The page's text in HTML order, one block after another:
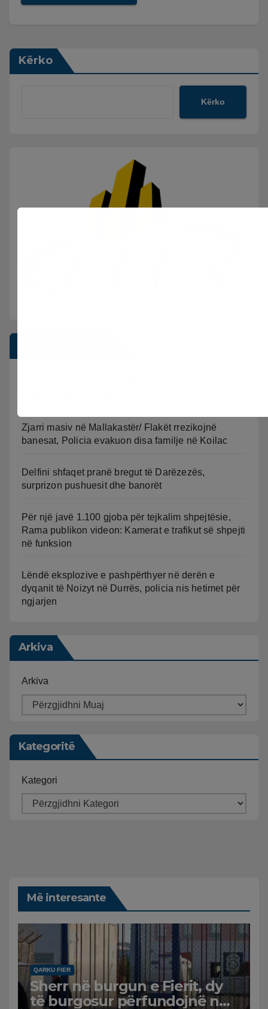
Kërko
Kërko
Zjarri masiv në Mallakastër/ Flakët rrezikojnë
banesat, Policia evakuon disa familje në Koilac
Delfini shfaqet pranë bregut të Darëzezës,
surprizon pushuesit dhe banorët
Për një javë 1.100 gjoba për tejkalim shpejtësie,
Rama publikon videon: Kamerat e trafikut së shpejti
në funksion
Lëndë eksplozive e pashpërthyer në derën e
dyqanit të Noizyt në Durrës, policia nis hetimet për
ngjarjen
Arkiva
Arkiva
Kategoritë
Kategori
Më interesante
QARKU FIER
Sherr në burgun e Fierit, dy
të burgosur përfundojnë në